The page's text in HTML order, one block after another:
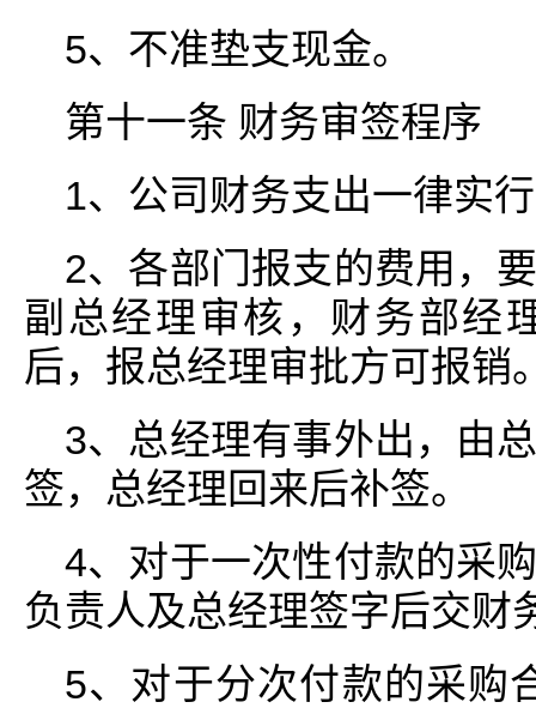
5、不准垫支现金。
第十一条 财务审签程序
1、公司财务支出一律实
2、各部门报支的费用，
副总经理审核，财务部经
后，报总经理审批方可报销
3、总经理有事外出，由
签，总经理回来后补签。
4、对于一次性付款的采
负责人及总经理签字后交财
5、对于分次付款的采购